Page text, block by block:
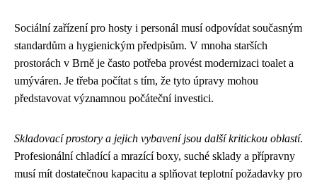
Sociální zařízení pro hosty i personál musí odpovídat současným
standardům a hygienickým předpisům. V mnoha starších
prostorách v Brně je často potřeba provést modernizaci toalet a
umýváren. Je třeba počítat s tím, že tyto úpravy mohou
představovat významnou počáteční investici.
Skladovací prostory a jejich vybavení jsou další kritickou oblastí.
Profesionální chladící a mrazící boxy, suché sklady a přípravny
musí mít dostatečnou kapacitu a splňovat teplotní požadavky pro